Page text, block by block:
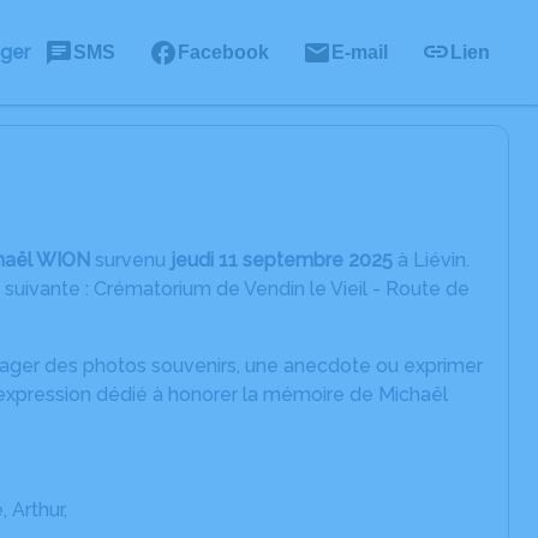
SMS Facebook E-mail Lien
WION survenu jeudi 11 septembre 2025 à Liévin.
: Crématorium de Vendin le Vieil - Route de
des photos souvenirs, une anecdote ou exprimer
dédié à honorer la mémoire de Michaël
Arthur,